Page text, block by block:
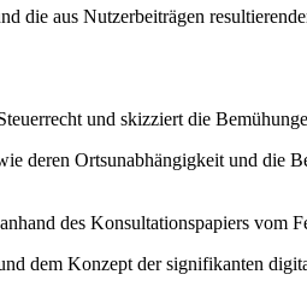
die aus Nutzerbeiträgen
und skizziert die
deren Ortsunabhängigkeit und die
des Konsultationspapiers vom
dem Konzept der signifikanten